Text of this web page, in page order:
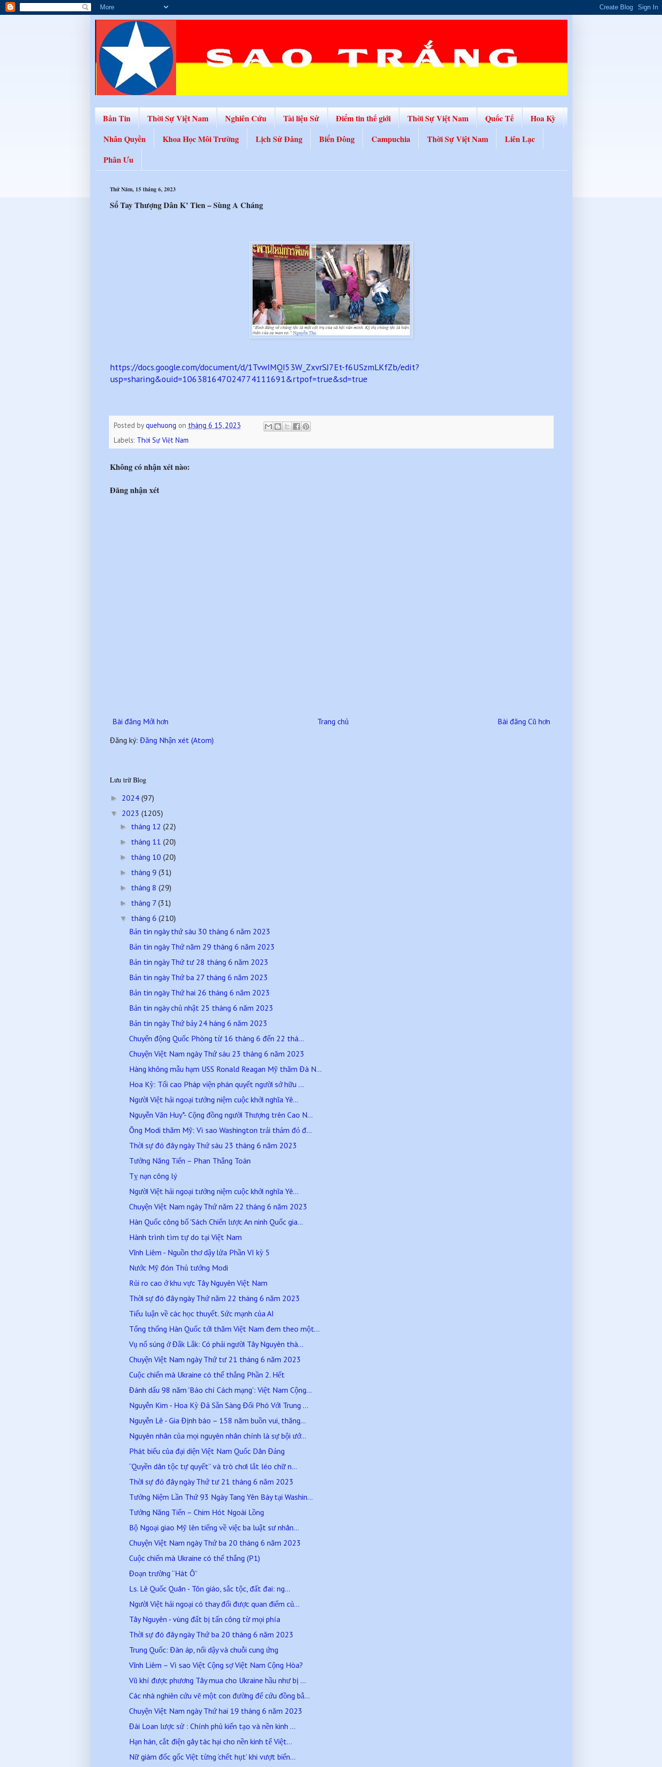
Bản Tin Thời Sự Việt Nam Nghiên Cứu Tài liệu Sử Điểm tin thế giới Thời Sự Việt Nam Quốc Tế
Hoa Kỳ
Nhân Quyền
Khoa Học Môi Trường Lịch Sử Đảng Biển Đông Campuchia Thời Sự Việt Nam
Liên Lạc
Phân Ưu
Thứ Năm, 15 tháng 6, 2023
Sổ Tay Thượng Dân K’ Tien – Sùng A Cháng
https://docs.google.com/document/d/1TvwIMQI53W_ZxvrSJ7Et-f6USzmLKfZb/edit?
usp=sharing&ouid=106381647024774111691&rtpof=true&sd=true
Posted byquehuong on tháng 6 15, 2023
Labels: Thời Sự Việt Nam
Không có nhận xét nào:
Đăng nhận xét
Bài đăng Mới hơn Bài đăng Cũ hơn
Trang chủ
Đăng ký: Đăng Nhận xét (Atom)
Lưu trữ Blog
► 2024 (97)
▼ 2023 (1205)
► tháng 12 (22)
► tháng 11 (20)
► tháng 10 (20)
► tháng 9 (31)
► tháng 8 (29)
► tháng 7 (31)
▼ tháng 6 (210)
Bản tin ngày thứ sáu 30 tháng 6 năm 2023
Bản tin ngày Thứ năm 29 tháng 6 năm 2023
Bản tin ngày Thứ tư 28 tháng 6 năm 2023
Bản tin ngày Thứ ba 27 tháng 6 năm 2023
Bản tin ngày Thứ hai 26 tháng 6 năm 2023
Bản tin ngày chủ nhật 25 tháng 6 năm 2023
Bản tin ngày Thứ bảy 24 háng 6 năm 2023
Chuyển động Quốc Phòng từ 16 tháng 6 đến 22 thá...
Chuyện Việt Nam ngày Thứ sáu 23 tháng 6 năm 2023
Hàng không mẫu hạm USS Ronald Reagan Mỹ thăm Đà N...
Hoa Kỳ: Tối cao Pháp viện phán quyết người sở hữu ...
Người Việt hải ngoại tưởng niệm cuộc khởi nghĩa Yê...
Nguyễn Văn Huy*- Cộng đồng người Thượng trên Cao N...
Ông Modi thăm Mỹ: Vì sao Washington trải thảm đỏ đ...
Thời sự đó đây ngày Thứ sáu 23 tháng 6 năm 2023
Tưởng Năng Tiến – Phan Thắng Toán
Tỵ nạn công lý
Người Việt hải ngoại tưởng niệm cuộc khởi nghĩa Yê...
Chuyện Việt Nam ngày Thứ năm 22 tháng 6 năm 2023
Hàn Quốc công bố 'Sách Chiến lược An ninh Quốc gia...
Hành trình tìm tự do tại Việt Nam
Vĩnh Liêm - Nguồn thơ dậy lửa Phần VI kỳ 5
Nước Mỹ đón Thủ tướng Modi
Rủi ro cao ở khu vực Tây Nguyên Việt Nam
Thời sự đó đây ngày Thứ năm 22 tháng 6 năm 2023
Tiểu luận về các học thuyết. Sức mạnh của AI
Tổng thống Hàn Quốc tới thăm Việt Nam đem theo một...
Vụ nổ súng ở Đắk Lắk: Có phải người Tây Nguyên thà...
Chuyện Việt Nam ngày Thứ tư 21 tháng 6 năm 2023
Cuộc chiến mà Ukraine có thể thắng Phần 2. Hết
Đánh dấu 98 năm 'Báo chí Cách mạng': Việt Nam Cộng...
Nguyễn Kim - Hoa Kỳ Đã Sẵn Sàng Đối Phó Với Trung ...
Nguyễn Lê - Gia Định báo – 158 năm buồn vui, thăng...
Nguyên nhân của mọi nguyên nhân chính là sự bội ướ...
Phát biểu của đại diện Việt Nam Quốc Dân Đảng
“Quyền dân tộc tự quyết” và trò chơi lắt léo chữ n...
Thời sự đó đây ngày Thứ tư 21 tháng 6 năm 2023
Tưởng Niệm Lần Thứ 93 Ngày Tang Yên Báy tại Washin...
Tưởng Năng Tiến – Chim Hót Ngoài Lồng
Bộ Ngoại giao Mỹ lên tiếng về việc ba luật sư nhân...
Chuyện Việt Nam ngày Thứ ba 20 tháng 6 năm 2023
Cuộc chiến mà Ukraine có thể thắng (P1)
Đoạn trường “Hát Ô”
Ls. Lê Quốc Quân - Tôn giáo, sắc tộc, đất đai: ng...
Người Việt hải ngoại có thay đổi được quan điểm củ...
Tây Nguyên - vùng đất bị tấn công từ mọi phía
Thời sự đó đây ngày Thứ ba 20 tháng 6 năm 2023
Trung Quốc: Đàn áp, nổi dậy và chuỗi cung ứng
Vĩnh Liêm – Vì sao Việt Cộng sợ Việt Nam Cộng Hòa?
Vũ khí được phương Tây mua cho Ukraine hầu như bị ...
Các nhà nghiên cứu vẽ một con đường để cứu đồng bằ...
Chuyện Việt Nam ngày Thứ hai 19 tháng 6 năm 2023
Đài Loan lược sử : Chính phủ kiến tạo và nền kinh ...
Hạn hán, cắt điện gây tác hại cho nền kinh tế Việt...
Nữ giám đốc gốc Việt từng ‘chết hụt’ khi vượt biển...